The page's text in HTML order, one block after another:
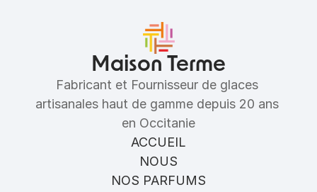
Maison Terme
Fabricant et Fournisseur de glaces
artisanales haut de gamme depuis 20 ans
en Occitanie
ACCUEIL
NOUS
NOS PARFUMS